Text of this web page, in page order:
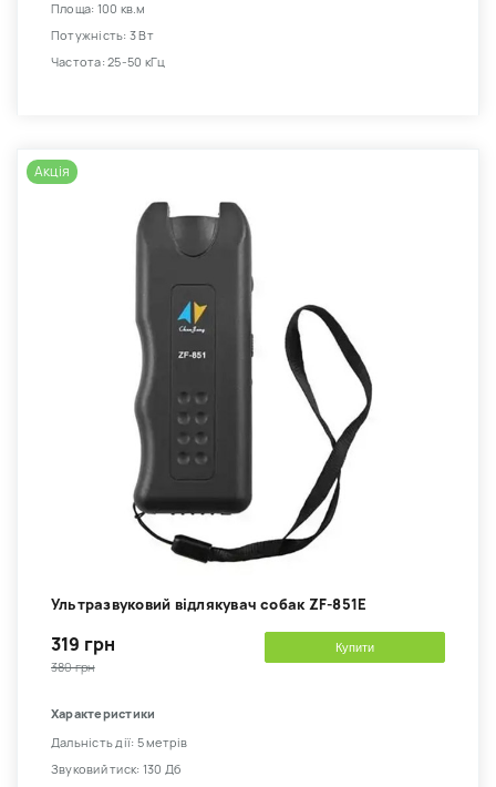
Площа: 100 кв.м
Потужність: 3 Вт
Частота: 25-50 кГц
Акція
Ультразвуковий відлякувач собак ZF-851E
319 грн
380 грн
Купити
Характеристики
Дальність дії: 5 метрів
Звуковий тиск: 130 Дб